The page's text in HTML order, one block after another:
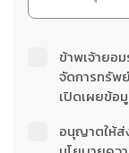
ข้าพเจ้ายอ
จัดการทรัพ
เปิดเผยข้อ
อนุญาตให้ส่